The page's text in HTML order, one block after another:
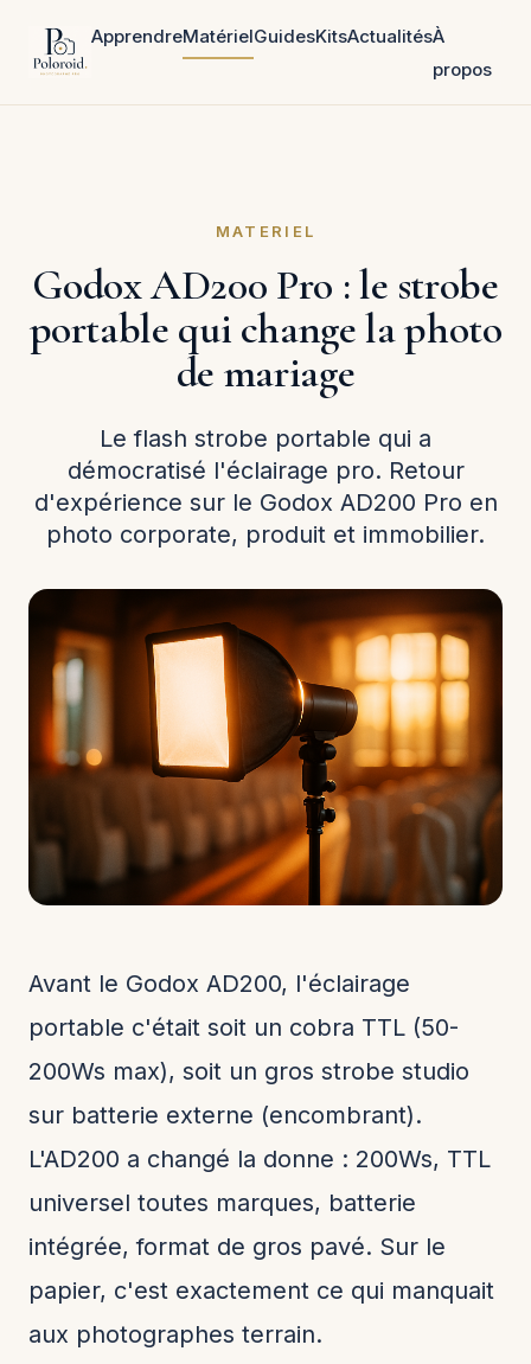
ApprendreMatérielGuidesKitsActualitésÀ
propos
MATERIEL
Godox AD200 Pro : le strobe
portable qui change la photo
de mariage
Le flash strobe portable qui a
démocratisé l'éclairage pro. Retour
d'expérience sur le Godox AD200 Pro en
photo corporate, produit et immobilier.
Avant le Godox AD200, l'éclairage
portable c'était soit un cobra TTL (50-
200Ws max), soit un gros strobe studio
sur batterie externe (encombrant).
L'AD200 a changé la donne : 200Ws, TTL
universel toutes marques, batterie
intégrée, format de gros pavé. Sur le
papier, c'est exactement ce qui manquait
aux photographes terrain.